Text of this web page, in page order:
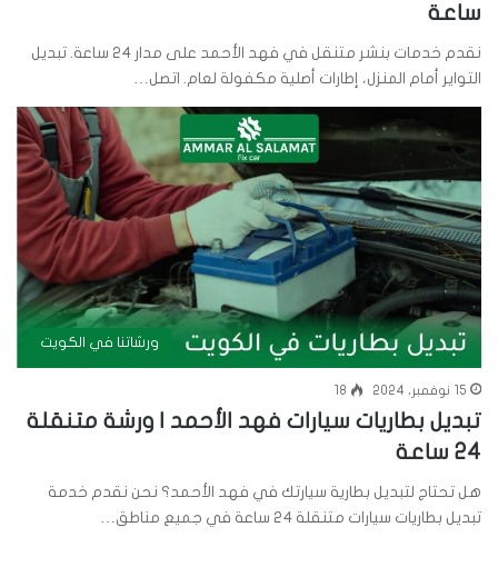
ساعة
نقدم خدمات بنشر متنقل في فهد الأحمد على مدار 24 ساعة. تبديل
التواير أمام المنزل، إطارات أصلية مكفولة لعام. اتصل…
ورشاتنا في الكويت
15 نوفمبر، 2024 18
تبديل بطاريات سيارات فهد الأحمد | ورشة متنقلة
24 ساعة
هل تحتاج لتبديل بطارية سيارتك في فهد الأحمد؟ نحن نقدم خدمة
تبديل بطاريات سيارات متنقلة 24 ساعة في جميع مناطق…